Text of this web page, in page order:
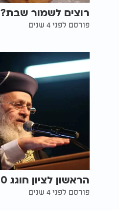
רוצים לשמור שבת?
פורסם לפני 4 שנים
הראשון לציון חוגג 70
פורסם לפני 4 שנים